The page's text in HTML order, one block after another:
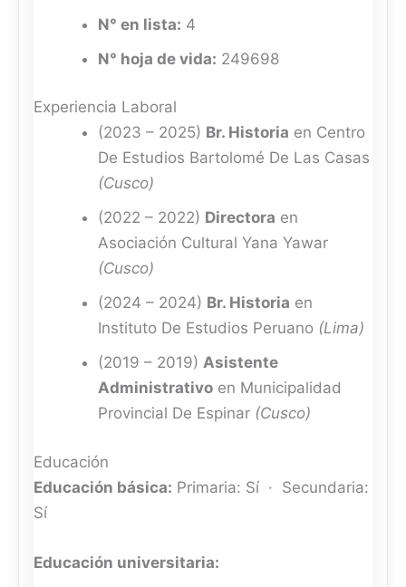
N° en lista: 4
N° hoja de vida: 249698
Experiencia Laboral
(2023 – 2025) Br. Historia en Centro
De Estudios Bartolomé De Las Casas
(Cusco)
(2022 – 2022) Directora en
Asociación Cultural Yana Yawar
(Cusco)
(2024 – 2024) Br. Historia en
Instituto De Estudios Peruano (Lima)
(2019 – 2019) Asistente
Administrativo en Municipalidad
Provincial De Espinar (Cusco)
Educación
Educación básica: Primaria: Sí · Secundaria:
Sí
Educación universitaria: